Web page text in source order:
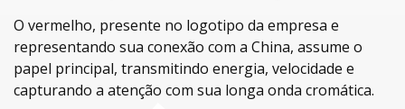
O vermelho, presente no logotipo da empresa e
representando sua conexão com a China, assume o
papel principal, transmitindo energia, velocidade e
capturando a atenção com sua longa onda cromática.